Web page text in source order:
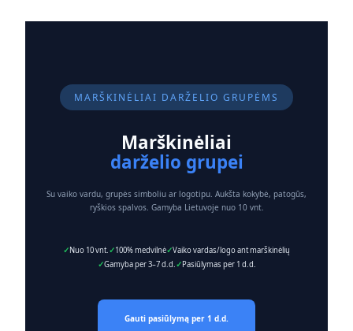
MARŠKINĖLIAI DARŽELIO GRUPĖMS
Marškinėliai
darželio grupei
Su vaiko vardu, grupės simboliu ar logotipu. Aukšta kokybė, patogūs,
ryškios spalvos. Gamyba Lietuvoje nuo 10 vnt.
Nuo 10 vnt. 100% medvilnė
Vaiko vardas/logo ant marškinėlių
Gamyba per 3–7 d.d.
Pasiūlymas per 1 d.d.
Gauti pasiūlymą per 1 d.d.